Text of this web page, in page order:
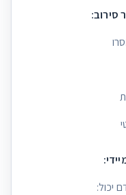
סירוב:
יכול: